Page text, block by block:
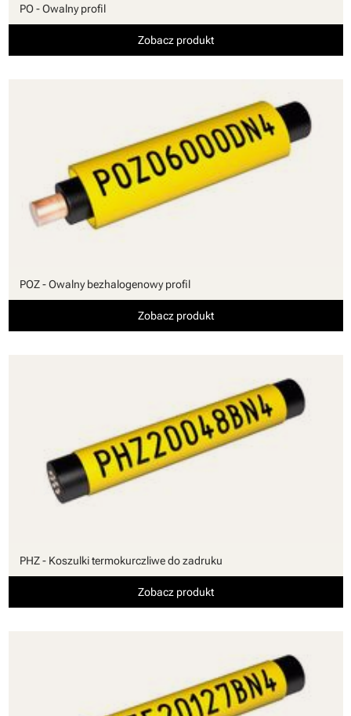
PO - Owalny profil
Zobacz produkt
POZ - Owalny bezhalogenowy profil
Zobacz produkt
PHZ - Koszulki termokurczliwe do zadruku
Zobacz produkt